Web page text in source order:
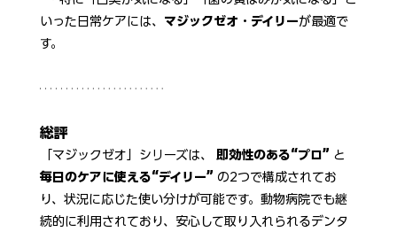
いった日常ケアには、 マジックゼオ・デイリーが最適で
す。
総評
「マジックゼオ」シリーズは、 即効性のある“プロ” と
毎日のケアに使える“デイリー” の2つで構成されてお
り、状況に応じた使い分けが可能です。動物病院でも継
続的に利用されており、安心して取り入れられるデンタ